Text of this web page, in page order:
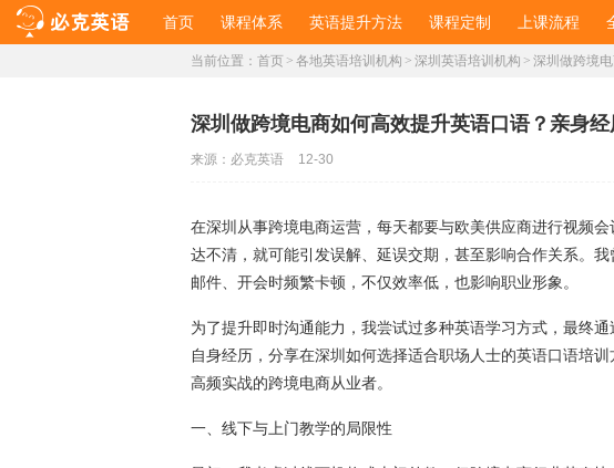
首页 课程体系 英语提升方法 课程定制 上课流程
当前位置： 首页 > 各地英语培训机构 > 深圳英语培训机构 > 深圳做跨境
深圳做跨境电商如何高效提升英语口语？亲身
来源： 必克英语 12-30
在深圳从事跨境电商运营，每天都要与欧美供应商进行视频
达不清，就可能引发误解、延误交期，甚至影响合作关系。
邮件、开会时频繁卡顿，不仅效率低，也影响职业形象。
为了提升即时沟通能力，我尝试过多种英语学习方式，最终
自身经历，分享在深圳如何选择适合职场人士的英语口语培
高频实战的跨境电商从业者。
一、线下与上门教学的局限性